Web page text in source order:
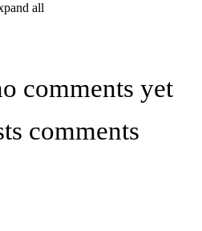
all
comments yet
comments